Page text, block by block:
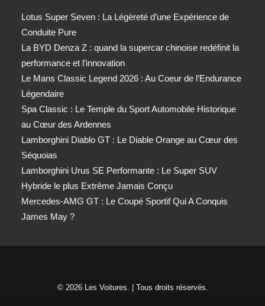
Lotus Super Seven : La Légèreté d’une Expérience de
Conduite Pure
La BYD Denza Z : quand la supercar chinoise redéfinit la
performance et l’innovation
Le Mans Classic Legend 2026 : Au Coeur de l’Endurance
Légendaire
Spa Classic : Le Temple du Sport Automobile Historique
au Cœur des Ardennes
Lamborghini Diablo GT : Le Diable Orange au Cœur des
Séquoias
Lamborghini Urus SE Performante : Le Super SUV
Hybride le plus Extrême Jamais Conçu
Mercedes-AMG GT : Le Coupé Sportif Qui A Conquis
James May ?
© 2026 Les Voitures. | Tous droits réservés.